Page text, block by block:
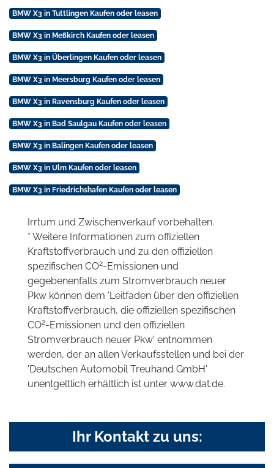
BMW X3 in Tuttlingen Kaufen oder leasen
BMW X3 in Meßkirch Kaufen oder leasen
BMW X3 in Überlingen Kaufen oder leasen
BMW X3 in Meersburg Kaufen oder leasen
BMW X3 in Ravensburg Kaufen oder leasen
BMW X3 in Bad Saulgau Kaufen oder leasen
BMW X3 in Balingen Kaufen oder leasen
BMW X3 in Ulm Kaufen oder leasen
BMW X3 in Friedrichshafen Kaufen oder leasen
Irrtum und Zwischenverkauf vorbehalten.
* Weitere Informationen zum offiziellen
Kraftstoffverbrauch und zu den offiziellen
spezifischen CO2-Emissionen und
gegebenenfalls zum Stromverbrauch neuer
Pkw können dem 'Leitfaden über den offiziellen
Kraftstoffverbrauch, die offiziellen spezifischen
CO2-Emissionen und den offiziellen
Stromverbrauch neuer Pkw' entnommen
werden, der an allen Verkaufsstellen und bei der
'Deutschen Automobil Treuhand GmbH'
unentgeltlich erhältlich ist unter www.dat.de.
Ihr Kontakt zu uns: